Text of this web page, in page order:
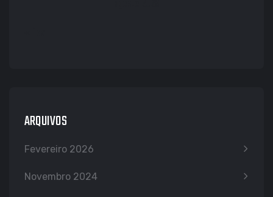
ARQUIVOS
Fevereiro 2026
Novembro 2024